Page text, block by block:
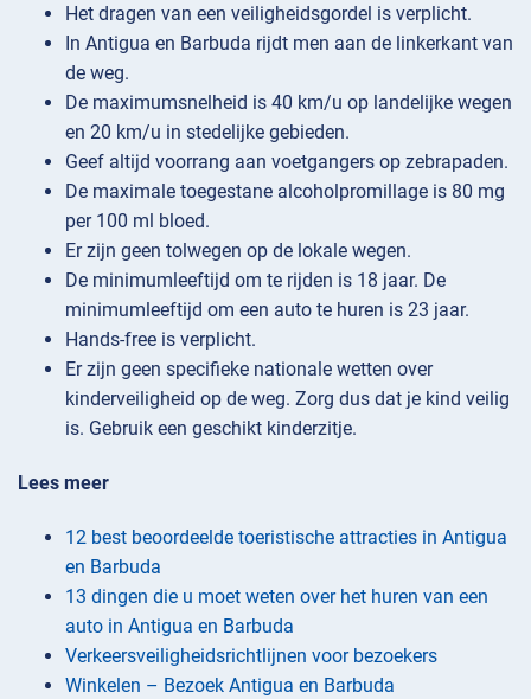
Het dragen van een veiligheidsgordel is verplicht.
In Antigua en Barbuda rijdt men aan de linkerkant van
de weg.
De maximumsnelheid is 40 km/u op landelijke wegen
en 20 km/u in stedelijke gebieden.
Geef altijd voorrang aan voetgangers op zebrapaden.
De maximale toegestane alcoholpromillage is 80 mg
per 100 ml bloed.
Er zijn geen tolwegen op de lokale wegen.
De minimumleeftijd om te rijden is 18 jaar. De
minimumleeftijd om een auto te huren is 23 jaar.
Hands-free is verplicht.
Er zijn geen specifieke nationale wetten over
kinderveiligheid op de weg. Zorg dus dat je kind veilig
is. Gebruik een geschikt kinderzitje.
Lees meer
12 best beoordeelde toeristische attracties in Antigua
en Barbuda
13 dingen die u moet weten over het huren van een
auto in Antigua en Barbuda
Verkeersveiligheidsrichtlijnen voor bezoekers
Winkelen – Bezoek Antigua en Barbuda